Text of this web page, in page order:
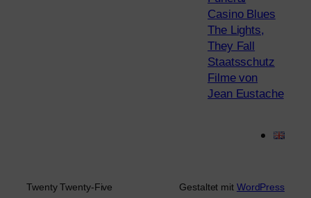
Casino Blues
The Lights,
They Fall
Staatsschutz
Filme von
Jean Eustache
Twenty Twenty-Five Gestaltet mit WordPress